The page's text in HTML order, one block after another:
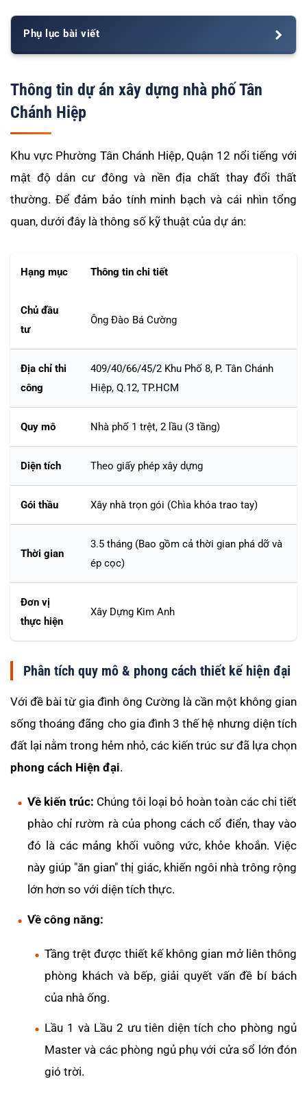
Phụ lục bài viết
Thông tin dự án xây dựng nhà phố Tân
Chánh Hiệp
Khu vực Phường Tân Chánh Hiệp, Quận 12 nổi tiếng với
mật độ dân cư đông và nền địa chất thay đổi thất
thường. Để đảm bảo tính minh bạch và cái nhìn tổng
quan, dưới đây là thông số kỹ thuật của dự án:
Hạng mục Thông tin chi tiết
Chủ đầu
tư
Ông Đào Bá Cường
Địa chỉ thi
công
409/40/66/45/2 Khu Phố 8, P. Tân Chánh
Hiệp, Q.12, TP.HCM
Quy mô Nhà phố 1 trệt, 2 lầu (3 tầng)
Diện tích Theo giấy phép xây dựng
Gói thầu Xây nhà trọn gói (Chìa khóa trao tay)
Thời gian
3.5 tháng (Bao gồm cả thời gian phá dỡ và
ép cọc)
Đơn vị
thực hiện
Xây Dựng Kim Anh
Phân tích quy mô & phong cách thiết kế hiện đại
Với đề bài từ gia đình ông Cường là cần một không gian
sống thoáng đãng cho gia đình 3 thế hệ nhưng diện tích
đất lại nằm trong hẻm nhỏ, các kiến trúc sư đã lựa chọn
phong cách Hiện đại.
Về kiến trúc: Chúng tôi loại bỏ hoàn toàn các chi tiết
phào chỉ rườm rà của phong cách cổ điển, thay vào
đó là các mảng khối vuông vức, khỏe khoắn. Việc
này giúp "ăn gian" thị giác, khiến ngôi nhà trông rộng
lớn hơn so với diện tích thực.
Về công năng:
Tầng trệt được thiết kế không gian mở liên thông
phòng khách và bếp, giải quyết vấn đề bí bách
của nhà ống.
Lầu 1 và Lầu 2 ưu tiên diện tích cho phòng ngủ
Master và các phòng ngủ phụ với cửa sổ lớn đón
gió trời.